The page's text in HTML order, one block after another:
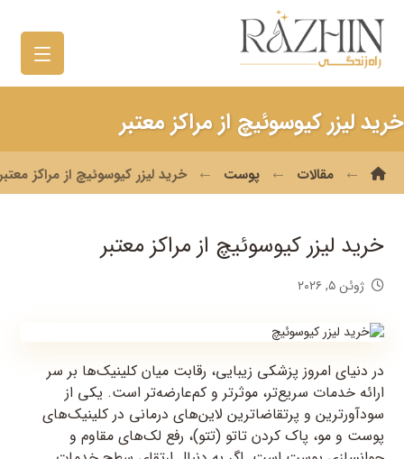
خرید لیزر کیوسوئیچ از مراکز معتبر
مقالات پوست خرید لیزر کیوسوئیچ از مراکز
خرید لیزر کیوسوئیچ از مراکز معتبر
ژوئن ۵, ۲۰۲۶
در دنیای امروز پزشکی زیبایی، رقابت میان کلینیک‌ها بر سر
ارائه خدمات سریع‌تر، موثرتر و کم‌عارضه‌تر است. یکی از
سودآورترین و پرتقاضاترین لاین‌های درمانی در کلینیک‌های
پوست و مو، پاک کردن تاتو (تتو)، رفع لک‌های مقاوم و